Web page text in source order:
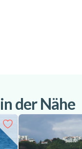
der Nähe